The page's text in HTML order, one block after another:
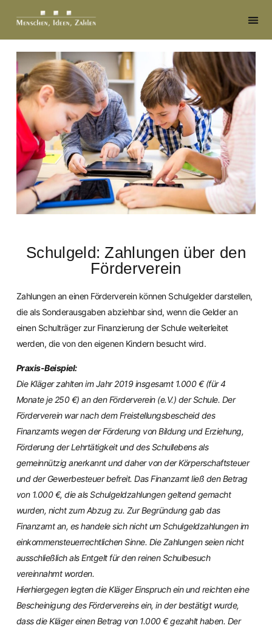
Schulgeld: Zahlungen über den
Förderverein
Zahlungen an einen Förderverein können Schulgelder darstellen,
die als Sonderausgaben abziehbar sind, wenn die Gelder an
einen Schulträger zur Finanzierung der Schule weiterleitet
werden, die von den eigenen Kindern besucht wird.
Praxis-Beispiel:
Die Kläger zahlten im Jahr 2019 insgesamt 1.000 € (für 4
Monate je 250 €) an den Förderverein (e.V.) der Schule. Der
Förderverein war nach dem Freistellungsbescheid des
Finanzamts wegen der Förderung von Bildung und Erziehung,
Förderung der Lehrtätigkeit und des Schullebens als
gemeinnützig anerkannt und daher von der Körperschaftsteuer
und der Gewerbesteuer befreit. Das Finanzamt ließ den Betrag
von 1.000 €, die als Schulgeldzahlungen geltend gemacht
wurden, nicht zum Abzug zu. Zur Begründung gab das
Finanzamt an, es handele sich nicht um Schulgeldzahlungen im
einkommensteuerrechtlichen Sinne. Die Zahlungen seien nicht
ausschließlich als Entgelt für den reinen Schulbesuch
vereinnahmt worden.
Hierhiergegen legten die Kläger Einspruch ein und reichten eine
Bescheinigung des Fördervereins ein, in der bestätigt wurde,
dass die Kläger einen Betrag von 1.000 € gezahlt haben. Der